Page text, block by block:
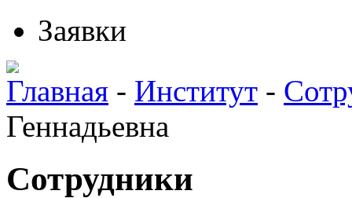
Заявки
Главная - Институт -
Геннадьевна
Сотрудники